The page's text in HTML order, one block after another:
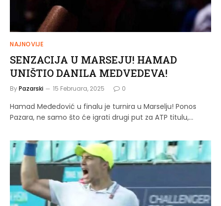
NAJNOVIJE
SENZACIJA U MARSEJU! HAMAD
UNIŠTIO DANILA MEDVEDEVA!
ByPazarski 15 Februara, 2025 0
Hamad Međedović u finalu je turnira u Marselju! Ponos
Pazara, ne samo što će igrati drugi put za ATP titulu,…